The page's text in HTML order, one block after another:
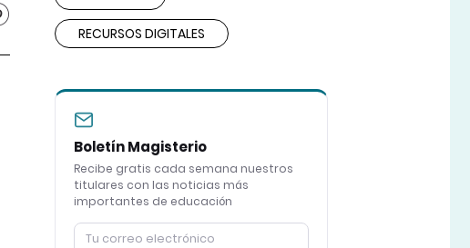
RECURSOS DIGITALES
Boletín Magisterio
Recibe gratis cada semana nuestros
titulares con las noticias más
importantes de educación